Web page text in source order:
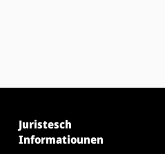
Juristesch
Informatiounen